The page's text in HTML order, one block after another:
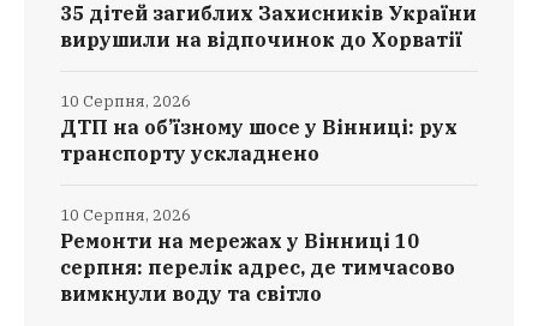
35 дітей загиблих Захисників України
вирушили на відпочинок до Хорватії
ДТП на об’їзному шосе у Вінниці: рух
транспорту ускладнено
10 Серпня, 2026
Ремонти на мережах у Вінниці 10
серпня: перелік адрес, де тимчасово
вимкнули воду та світло
10 Серпня, 2026